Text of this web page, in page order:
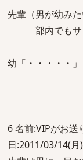
先輩（男が幼み
部内でもサッ
幼「・・・・・」
6 名前:VIPがお送
日:2011/03/14(